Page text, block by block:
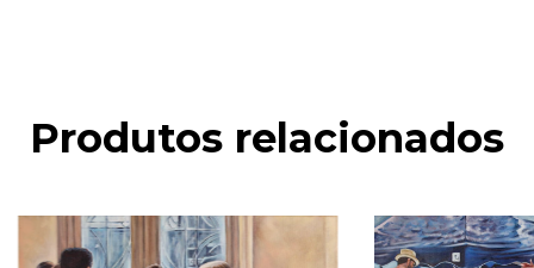
Produtos relacionados